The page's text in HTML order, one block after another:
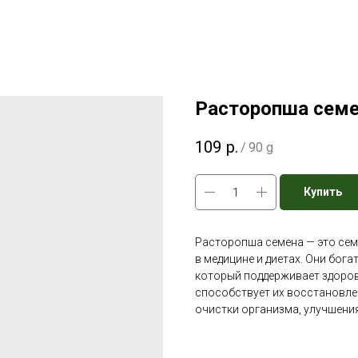
Расторопша
109 р. / 90 g
Купить
Расторопша семена — это
в медицине и диетах. Они
который поддерживает
способствует их
очистки организма,